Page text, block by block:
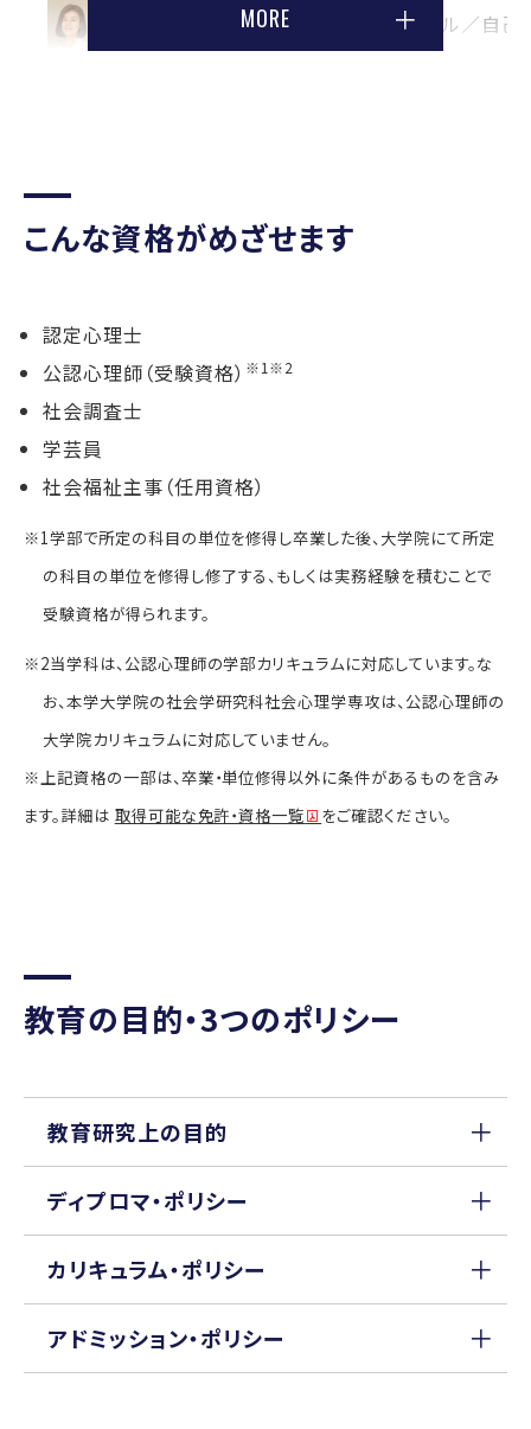
Ozaki Yuka
セルフ・コントロール／自
Katayanagi Akiko
片山 美由紀
Katayama Miyuki
桐生 正幸 教
授
Masayuki
熊谷 智博 教授
Kumagai Tomohiro 集団間紛争解決／攻撃性
榊原 圭子 教
Keiko
働く人のストレス、健康、
イフバランス
角田 京子 教授 精神医学／精神病理学／絵
高 史明 教授
Taka Fumiaki 偏見／差別／情報社会
MORE
こんな資格がめざせます
認定心理士
公認心理師（受験資格） ※1 ※2
社会調査士
学芸員
社会福祉主事（任用資格）
※1学部で所定の科目の単位を修得し卒業した後、大学院にて所定
の科目の単位を修得し修了する、もしくは実務経験を積むことで
受験資格が得られます。
※2当学科は、公認心理師の学部カリキュラムに対応しています。な
お、本学大学院の社会学研究科社会心理学専攻は、公認心理師の
大学院カリキュラムに対応していません。
※上記資格の一部は、卒業・単位修得以外に条件があるものを含み
ます。詳細は 取得可能な免許・資格一覧 をご確認ください。
教育の目的・3つのポリシー
教育研究上の目的
ディプロマ・ポリシー
カリキュラム・ポリシー
アドミッション・ポリシー